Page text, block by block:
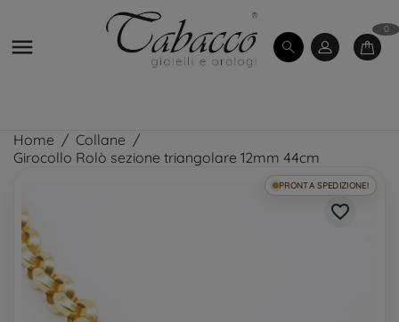

0
Home
Collane
Girocollo Rolò sezione triangolare 12mm 44cm
PRONTA SPEDIZIONE!
favorite_border